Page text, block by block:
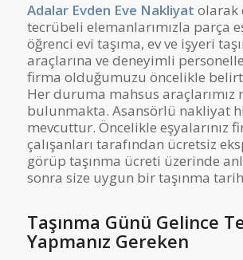
Adalar Evden Eve Nakliyat olarak
tecrübeli elemanlarımızla parça
öğrenci evi taşıma, ev ve işyeri
araçlarına ve deneyimli
firma olduğumuzu öncelikle
Her duruma mahsus araçlarımız
bulunmakta. Asansörlü nakliyat
mevcuttur. Öncelikle eşyalarınız
çalışanları tarafından ücretsiz
görüp taşınma ücreti üzerinde
sonra size uygun bir taşınma
Taşınma Günü Gelince
Yapmanız Gereken